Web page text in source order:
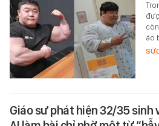
áo
Giáo sư phát hiện 32/35 sinh